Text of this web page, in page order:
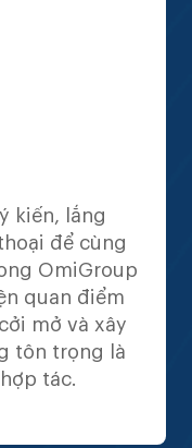
kiến, lắng
để cùng
OmiGroup
quan điểm
mở và xây
tôn trọng là
tác.